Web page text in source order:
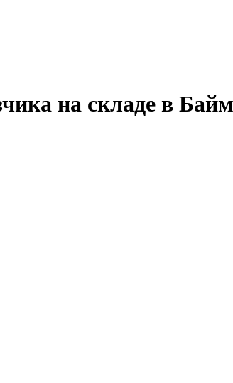
на складе в